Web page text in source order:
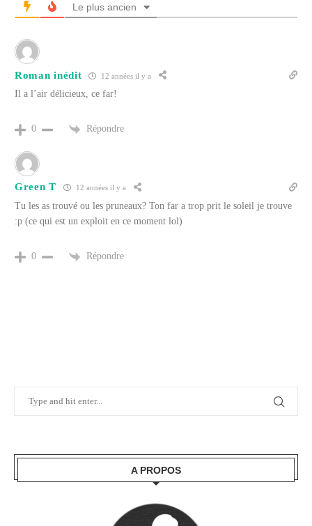
Le plus ancien
Roman inédit 12 années il y a
Il a l’air délicieux, ce far!
0 Répondre
Green T 12 années il y a
Tu les as trouvé ou les pruneaux? Ton far a trop prit le soleil je trouve
:p (ce qui est un exploit en ce moment lol)
0 Répondre
A PROPOS